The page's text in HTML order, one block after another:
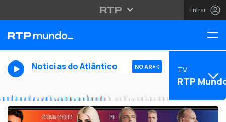
Entrar
Notícias do Atlântico NO AR TV
RTP